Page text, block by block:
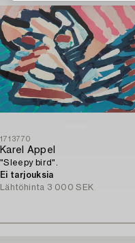
1713770
Karel Appel
"Sleepy bird".
Ei tarjouksia
Lähtöhinta 3 000 SEK